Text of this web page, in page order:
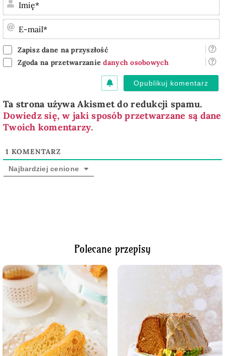
Zapisz dane na przyszłość
Zgoda na przetwarzaniedanych osobowych
Ta strona używa Akismet do redukcji spamu.
Dowiedz się, w jaki sposób przetwarzane są dane
Twoich komentarzy.
1 KOMENTARZ
Najbardziej cenione
Polecane przepisy